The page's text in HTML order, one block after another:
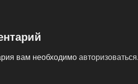
вам необходимоавторизоваться.